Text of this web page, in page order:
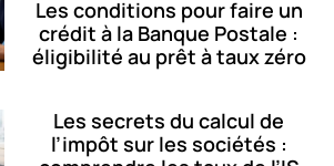
Les conditions pour faire un
crédit à la Banque Postale :
éligibilité au prêt à taux zéro
Les secrets du calcul de
l’impôt sur les sociétés :